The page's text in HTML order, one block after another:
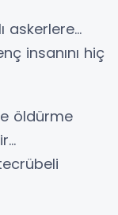
askerlere…
insanını hiç
öldürme